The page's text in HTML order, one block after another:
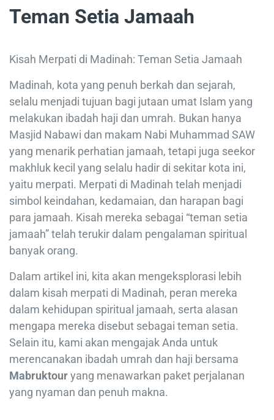
Teman Setia Jamaah
Kisah Merpati di Madinah: Teman Setia Jamaah
Madinah, kota yang penuh berkah dan sejarah,
selalu menjadi tujuan bagi jutaan umat Islam yang
melakukan ibadah haji dan umrah. Bukan hanya
Masjid Nabawi dan makam Nabi Muhammad SAW
yang menarik perhatian jamaah, tetapi juga seekor
makhluk kecil yang selalu hadir di sekitar kota ini,
yaitu merpati. Merpati di Madinah telah menjadi
simbol keindahan, kedamaian, dan harapan bagi
para jamaah. Kisah mereka sebagai “teman setia
jamaah” telah terukir dalam pengalaman spiritual
banyak orang.
Dalam artikel ini, kita akan mengeksplorasi lebih
dalam kisah merpati di Madinah, peran mereka
dalam kehidupan spiritual jamaah, serta alasan
mengapa mereka disebut sebagai teman setia.
Selain itu, kami akan mengajak Anda untuk
merencanakan ibadah umrah dan haji bersama
Mabruktouryang menawarkan paket perjalanan
yang nyaman dan penuh makna.